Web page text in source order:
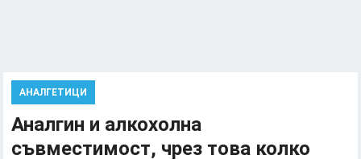
АНАЛГЕТИЦИ
Аналгин и алкохолна
съвместимост, чрез това колко